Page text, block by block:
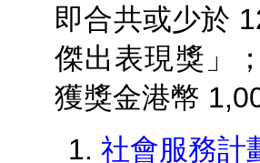
即合共或少於
傑出表現獎」
獲獎金港幣
1. 社會服務計